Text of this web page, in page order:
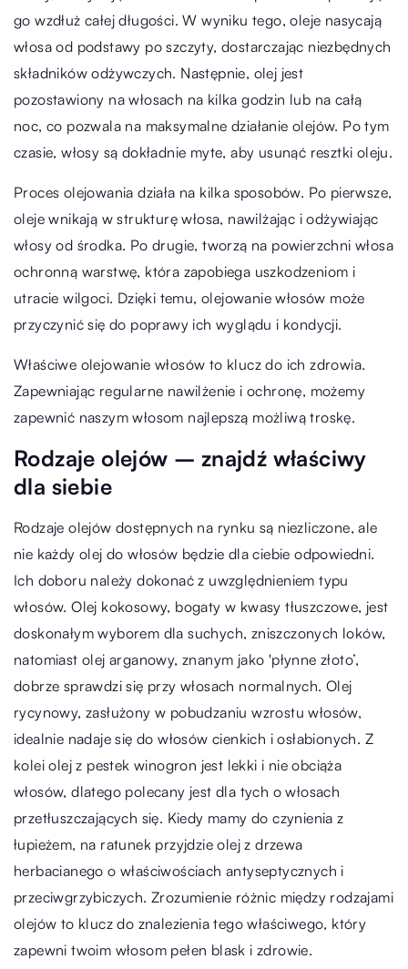
go wzdłuż całej długości. W wyniku tego, oleje nasycają
włosa od podstawy po szczyty, dostarczając niezbędnych
składników odżywczych. Następnie, olej jest
pozostawiony na włosach na kilka godzin lub na całą
noc, co pozwala na maksymalne działanie olejów. Po tym
czasie, włosy są dokładnie myte, aby usunąć resztki oleju.
Proces olejowania działa na kilka sposobów. Po pierwsze,
oleje wnikają w strukturę włosa, nawilżając i odżywiając
włosy od środka. Po drugie, tworzą na powierzchni włosa
ochronną warstwę, która zapobiega uszkodzeniom i
utracie wilgoci. Dzięki temu, olejowanie włosów może
przyczynić się do poprawy ich wyglądu i kondycji.
Właściwe olejowanie włosów to klucz do ich zdrowia.
Zapewniając regularne nawilżenie i ochronę, możemy
zapewnić naszym włosom najlepszą możliwą troskę.
Rodzaje olejów – znajdź właściwy
dla siebie
Rodzaje olejów dostępnych na rynku są niezliczone, ale
nie każdy olej do włosów będzie dla ciebie odpowiedni.
Ich doboru należy dokonać z uwzględnieniem typu
włosów. Olej kokosowy, bogaty w kwasy tłuszczowe, jest
doskonałym wyborem dla suchych, zniszczonych loków,
natomiast olej arganowy, znanym jako 'płynne złoto’,
dobrze sprawdzi się przy włosach normalnych. Olej
rycynowy, zasłużony w pobudzaniu wzrostu włosów,
idealnie nadaje się do włosów cienkich i osłabionych. Z
kolei olej z pestek winogron jest lekki i nie obciąża
włosów, dlatego polecany jest dla tych o włosach
przetłuszczających się. Kiedy mamy do czynienia z
łupieżem, na ratunek przyjdzie olej z drzewa
herbacianego o właściwościach antyseptycznych i
przeciwgrzybiczych. Zrozumienie różnic między rodzajami
olejów to klucz do znalezienia tego właściwego, który
zapewni twoim włosom pełen blask i zdrowie.